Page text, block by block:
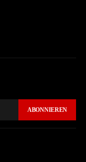
ABONNIEREN